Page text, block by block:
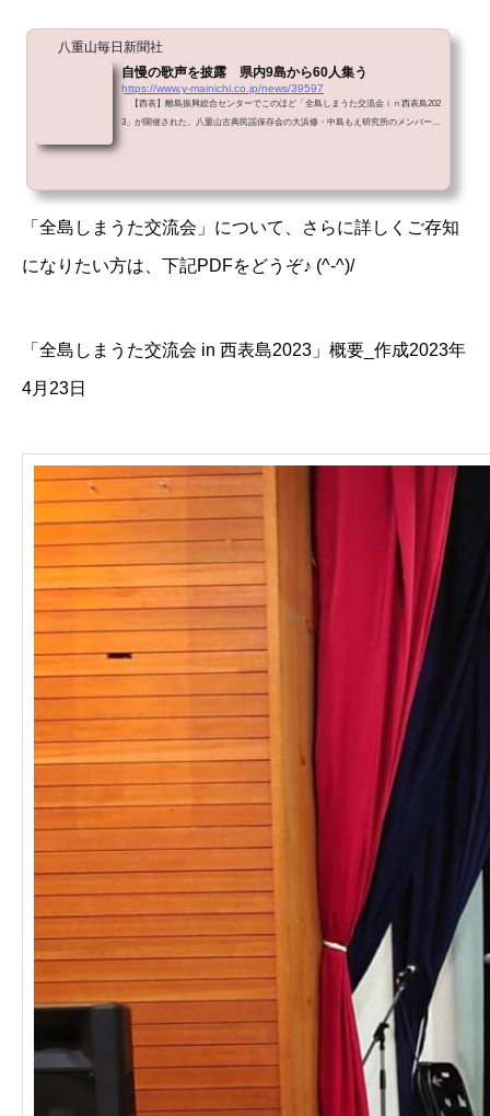
八重山毎日新聞社
自慢の歌声を披露 県内9島から60人集う
https://www.y-mainichi.co.jp/news/39597
【西表】離島振興総合センターでこのほど「全島しまうた交流会ｉｎ西表島202
3」が開催された。八重山古典民謡保存会の大浜修・中島もえ研究所のメンバーら
「全島しまうた交流会」について、さらに詳しくご存知
になりたい方は、下記PDFをどうぞ♪ (^-^)/
「全島しまうた交流会 in 西表島2023」概要_作成2023年
4月23日